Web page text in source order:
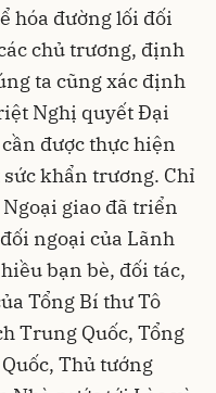
hóa đường lối đối
chủ trương, định
ta cũng xác định
Nghị quyết Đại
được thực hiện
khẩn trương. Chỉ
giao đã triển
ngoại của Lãnh
bạn bè, đối tác,
Tổng Bí thư Tô
Trung Quốc, Tổng
Thủ tướng